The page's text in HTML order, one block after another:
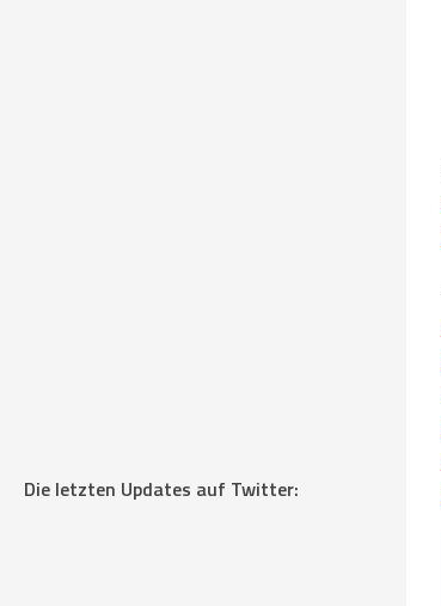
Die letzten Updates auf Twitter: